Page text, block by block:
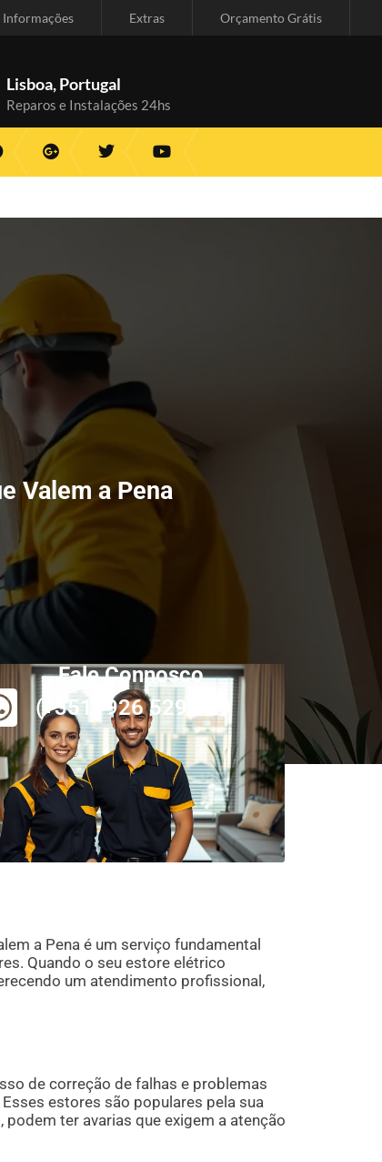
Informações Extras Orçamento Grátis
Lisboa, Portugal
Reparos e Instalações 24hs
Valem a Pena
Fale Connosco
(+351) 926 529 829
a Pena é um serviço fundamental
Quando o seu estore elétrico
um atendimento profissional,
de correção de falhas e problemas
estores são populares pela sua
ter avarias que exigem a atenção